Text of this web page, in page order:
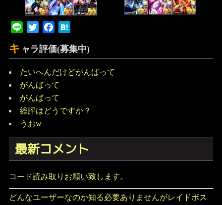
Line Twitter Facebook
キ ャラ評価(募集中)
たいへんだけどがんばって
がんばって
がんばって
総評はどうですか？
うおw
最新コメント
コード読み取りお願い致します。
どんなユーザーなのか知る必要ありませんがレイドボス